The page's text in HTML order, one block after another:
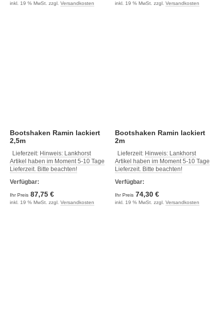
inkl. 19 % MwSt. zzgl. Versandkosten inkl. 19 % MwSt. zzgl. Versandkosten
Bootshaken Ramin lackiert
2,5m
Lieferzeit: Hinweis: Lankhorst
Artikel haben im Moment 5-10 Tage
Lieferzeit. Bitte beachten!
Verfügbar:
Ihr Preis 87,75 €
inkl. 19 % MwSt. zzgl. Versandkosten
Bootshaken Ramin lackiert
2m
Lieferzeit: Hinweis: Lankhorst
Artikel haben im Moment 5-10 Tage
Lieferzeit. Bitte beachten!
Verfügbar:
Ihr Preis 74,30 €
inkl. 19 % MwSt. zzgl. Versandkosten